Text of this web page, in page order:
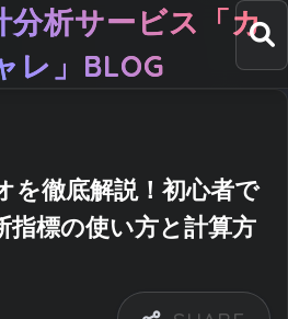
分析サービス「カ
レ」BLOG
を徹底解説！初心者で
指標の使い方と計算方